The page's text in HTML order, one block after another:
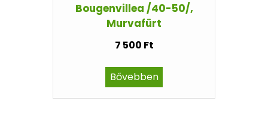
Bougenvillea /40-50/,
Murvafürt
7 500 Ft
Bővebben